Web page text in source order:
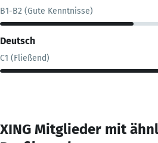
B1-B2 (Gute Kenntnisse)
Deutsch
C1 (Fließend)
XING Mitglieder mit